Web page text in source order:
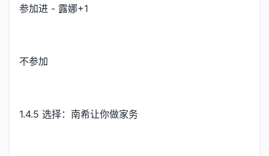
参加进 - 露娜+1
不参加
1.4.5 选择：南希让你做家务